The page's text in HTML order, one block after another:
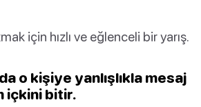
için hızlı ve eğlenceli bir yarış.
o kişiye yanlışlıkla mesaj
içkini bitir.